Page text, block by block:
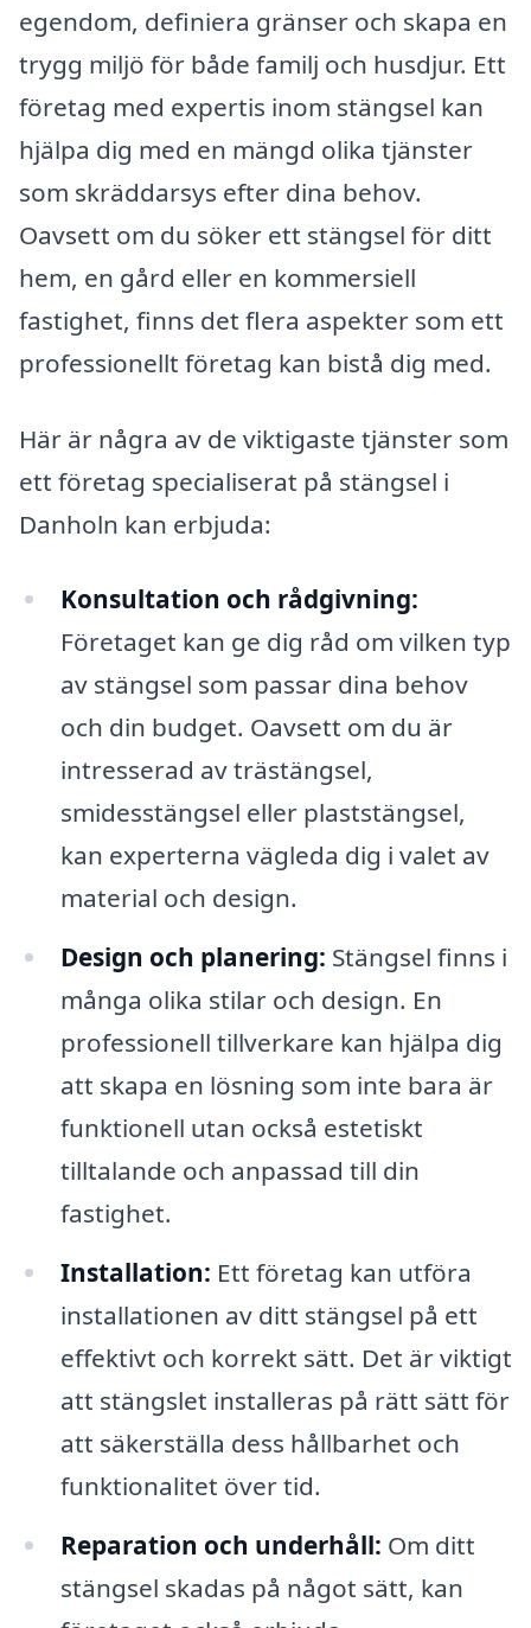
egendom, definiera gränser och skapa en
trygg miljö för både familj och husdjur. Ett
företag med expertis inom stängsel kan
hjälpa dig med en mängd olika tjänster
som skräddarsys efter dina behov.
Oavsett om du söker ett stängsel för ditt
hem, en gård eller en kommersiell
fastighet, finns det flera aspekter som ett
professionellt företag kan bistå dig med.
Här är några av de viktigaste tjänster som
ett företag specialiserat på stängsel i
Danholn kan erbjuda:
Konsultation och rådgivning:
Företaget kan ge dig råd om vilken typ
av stängsel som passar dina behov
och din budget. Oavsett om du är
intresserad av trästängsel,
smidesstängsel eller plaststängsel,
kan experterna vägleda dig i valet av
material och design.
Design och planering: Stängsel finns i
många olika stilar och design. En
professionell tillverkare kan hjälpa dig
att skapa en lösning som inte bara är
funktionell utan också estetiskt
tilltalande och anpassad till din
fastighet.
Installation: Ett företag kan utföra
installationen av ditt stängsel på ett
effektivt och korrekt sätt. Det är viktigt
att stängslet installeras på rätt sätt för
att säkerställa dess hållbarhet och
funktionalitet över tid.
Reparation och underhåll: Om ditt
stängsel skadas på något sätt, kan